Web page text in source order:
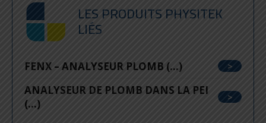
LES PRODUITS PHYSITEK
LIÉS
FENX – ANALYSEUR PLOMB (...)
ANALYSEUR DE PLOMB DANS LA PEI
(...)